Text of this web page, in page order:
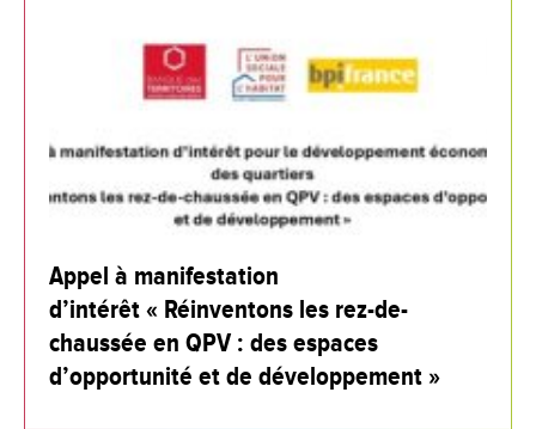
Appel à manifestation
d’intérêt « Réinventons les rez-de-
chaussée en QPV : des espaces
d’opportunité et de développement »